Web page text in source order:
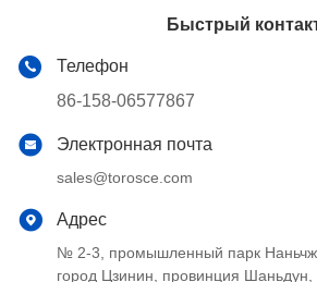
Быстрый
Телефон
86-158-06577867
Электронная почта
sales@torosce.com
Адрес
№ 2-3, промышленный парк
город Цзинин, провинция Шаньдун,